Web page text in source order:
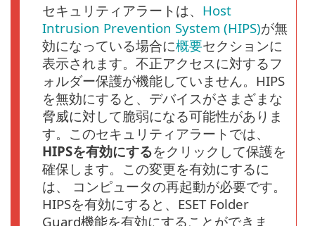
セキュリティアラートは、 Host
Intrusion Prevention System (HIPS)が無
効になっている場合に概要セクションに
表示されます。不正アクセスに対するフ
ォルダー保護が機能していません。HIPS
を無効にすると、デバイスがさまざまな
脅威に対して脆弱になる可能性がありま
す。このセキュリティアラートでは、
HIPSを有効にするをクリックして保護を
確保します。この変更を有効にするに
は、 コンピュータの再起動が必要です。
HIPSを有効にすると、ESET Folder
Guard機能を有効にすることができま